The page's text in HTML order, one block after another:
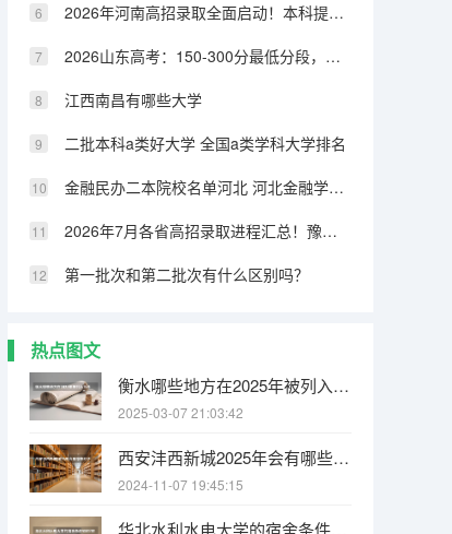
2026年河南高招录取全面启动！本科提前批7月11日投档，7月13日首次征集志愿
2026山东高考：150-300分最低分段，如何确保有学上
江西南昌有哪些大学
二批本科a类好大学 全国a类学科大学排名
金融民办二本院校名单河北 河北金融学院是一本还是二本大学
2026年7月各省高招录取进程汇总！豫苏浙鲁录取时间表一览
第一批次和第二批次有什么区别吗？
热点图文
衡水哪些地方在2025年被列入拆迁规划之中
2025-03-07 21:03:42
西安沣西新城2025年会有哪些村子要拆迁
2024-11-07 19:45:15
华北水利水电大学的宿舍条件如何?校区内有哪些生活设施?